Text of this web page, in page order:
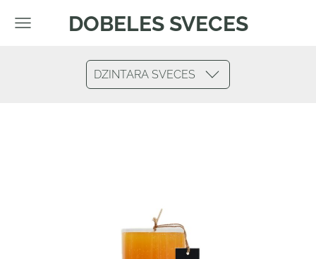
DOBELES SVECES
DZINTARA SVECES